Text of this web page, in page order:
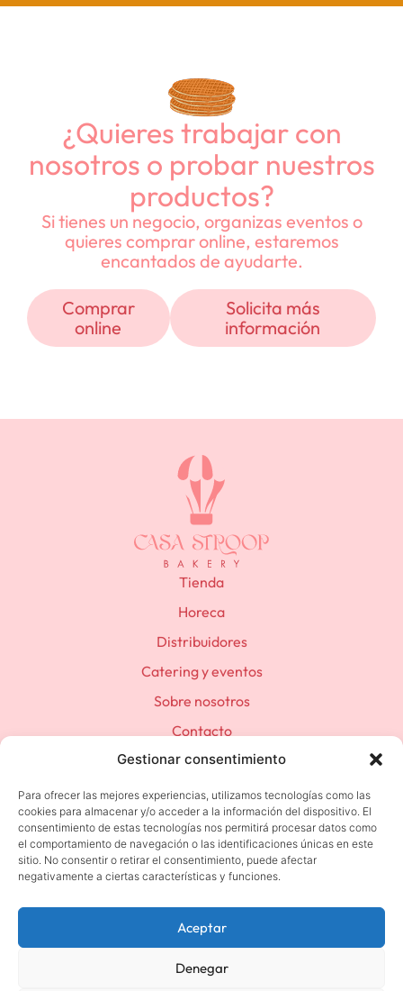
Gestionar consentimiento
Para ofrecer las mejores experiencias, utilizamos tecnologías como las
cookies para almacenar y/o acceder a la información del dispositivo. El
consentimiento de estas tecnologías nos permitirá procesar datos como
el comportamiento de navegación o las identificaciones únicas en este
sitio. No consentir o retirar el consentimiento, puede afectar
negativamente a ciertas características y funciones.
Aceptar
Denegar
¿Quieres trabajar con
nosotros o probar nuestros
productos?
Si tienes un negocio, organizas eventos o
quieres comprar online, estaremos
encantados de ayudarte.
Comprar
online
Solicita más
información
Tienda
Horeca
Distribuidores
Catering y eventos
Sobre nosotros
Contacto
(+34) 683 501 392
contacto@casastroop.com
Política de privacidad
Aviso Legal
Reembolsos y Devoluciones